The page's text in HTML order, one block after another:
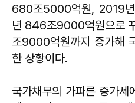
680조5000억원, 2019
년 846조9000억원으로
조9000억원까지 증가해
한 상황이다.
국가채무의 가파른 증가세